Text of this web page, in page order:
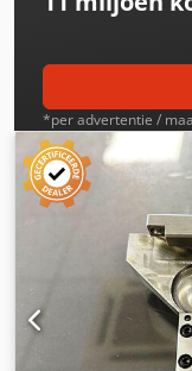
*per advertentie /